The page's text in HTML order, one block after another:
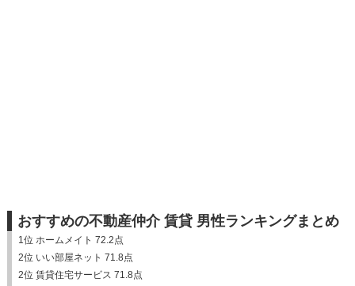
おすすめの不動産仲介 賃貸 男性ランキングまとめ
1位 ホームメイト 72.2点
2位 いい部屋ネット 71.8点
2位 賃貸住宅サービス 71.8点